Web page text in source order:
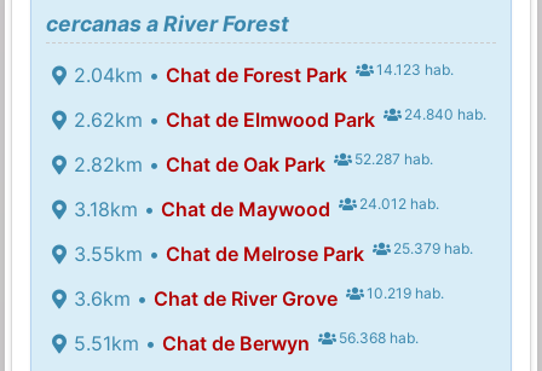
cercanas a River Forest
2.04km • Chat de Forest Park 14.123 hab.
2.62km • Chat de Elmwood Park 24.840 hab.
2.82km • Chat de Oak Park 52.287 hab.
3.18km • Chat de Maywood 24.012 hab.
3.55km • Chat de Melrose Park 25.379 hab.
3.6km • Chat de River Grove 10.219 hab.
5.51km • Chat de Berwyn 56.368 hab.